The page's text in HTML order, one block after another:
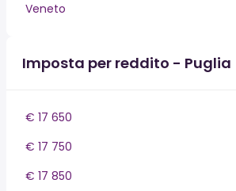
Veneto
Imposta per reddito - Puglia
€ 17 650
€ 17 750
€ 17 850